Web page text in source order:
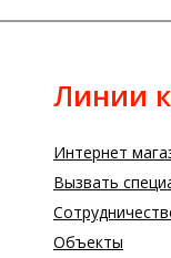
Линии
Интернет
Вызвать
Объекты